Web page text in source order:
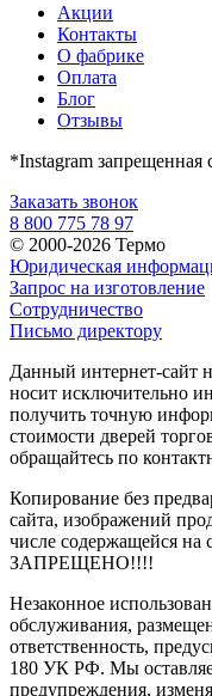
Акции
Контакты
О фабрике
Оплата
Блог
Отзывы
*Instagram запрещенная
Заказать звонок
8 800 775 78 97
© 2000-2026 Термо
Юридическая
Запрос на изготовление
Сотрудничество
Письмо директору
Данный интернет-сайт
носит исключительно
получить точную
стоимости дверей
обращайтесь по
Копирование без
сайта, изображений
числе содержащейся на
ЗАПРЕЩЕНО!!!!
Незаконное
обслуживания,
ответственность,
180 УК РФ. Мы
предупреждения,